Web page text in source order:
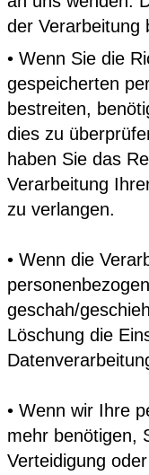
der Verarbeitung
• Wenn Sie die
gespeicherten
bestreiten,
dies zu
haben Sie das
Verarbeitung
zu verlangen.
• Wenn die
geschah/
Löschung die
• Wenn wir Ihre
mehr benötigen,
Verteidigung